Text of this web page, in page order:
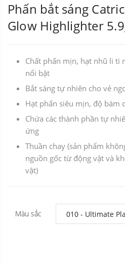
Phấn bắt sáng
Glow Highlighter
Chất phấn mịn, hạt nhũ li ti
nổi bật
Bắt sáng tự nhiên cho vẻ
Hạt phấn siêu mịn, độ bám
Chứa các thành phần tự
ứng
Thuần chay (sản phẩm
nguồn gốc từ động vật và
vật)
Màu sắc